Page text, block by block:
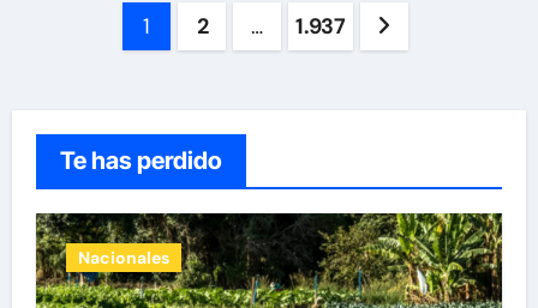
Paginación
entradas
1 2 … 1.937
Te has perdido
Nacionales